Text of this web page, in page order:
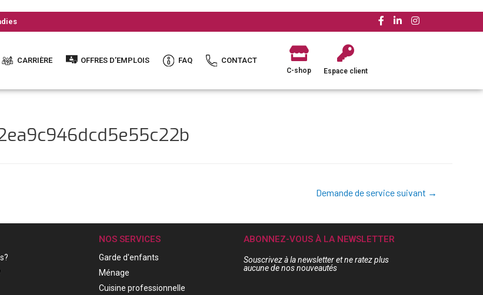
CARRIÈRE OFFRES D’EMPLOIS FAQ CONTACT
C-shop Espace client
Demande de service suivant →
NOS SERVICES
Garde d'enfants
Ménage
Cuisine professionnelle
ABONNEZ-VOUS À LA NEWSLETTER
Souscrivez à la newsletter et ne ratez plus
aucune de nos nouveautés